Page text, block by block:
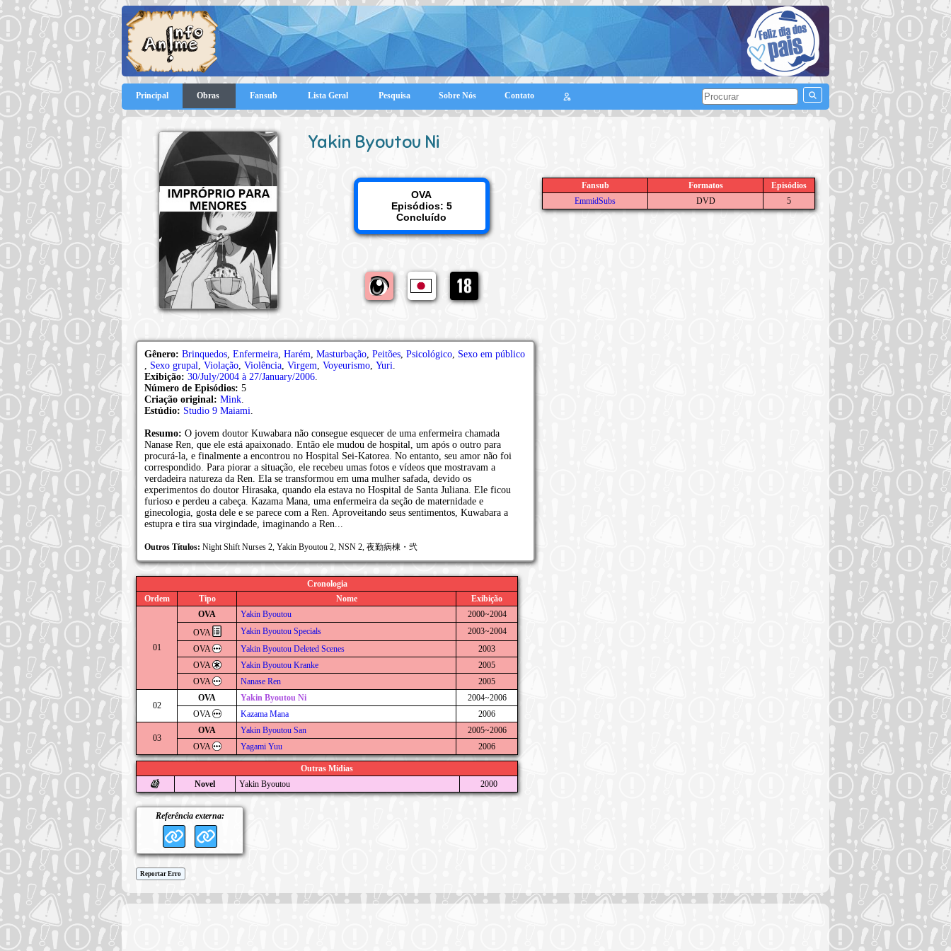
Principal Obras Fansub Lista Geral Pesquisa Sobre Nós Contato
Yakin Byoutou Ni
OVA
Episódios: 5
Concluído
Fansub Formatos
Episódios
EmmidSubs
DVD 5
Gênero: Brinquedos, Enfermeira, Harém, Masturbação, Peitões, Psicológico, Sexo em público
, Sexo grupal, Violação, Violência, Virgem, Voyeurismo, Yuri.
Exibição: 30/July/2004 à 27/January/2006.
Número de Episódios: 5
Criação original: Mink.
Estúdio: Studio 9 Maiami.
Resumo: O jovem doutor Kuwabara não consegue esquecer de uma enfermeira chamada
Nanase Ren, que ele está apaixonado. Então ele mudou de hospital, um após o outro para
procurá-la, e finalmente a encontrou no Hospital Sei-Katorea. No entanto, seu amor não foi
correspondido. Para piorar a situação, ele recebeu umas fotos e vídeos que mostravam a
verdadeira natureza da Ren. Ela se transformou em uma mulher safada, devido os
experimentos do doutor Hirasaka, quando ela estava no Hospital de Santa Juliana. Ele ficou
furioso e perdeu a cabeça. Kazama Mana, uma enfermeira da seção de maternidade e
ginecologia, gosta dele e se parece com a Ren. Aproveitando seus sentimentos, Kuwabara a
estupra e tira sua virgindade, imaginando a Ren...
Outros Títulos: Night Shift Nurses 2, Yakin Byoutou 2, NSN 2, 夜勤病棟・弐
Cronologia
Ordem
Tipo Nome Exibição
01
OVA Yakin Byoutou
2000~2004
OVA
Yakin Byoutou Specials
2003~2004
OVA
Yakin Byoutou Deleted Scenes
2003
OVA
Yakin Byoutou Kranke
2005
OVA
Nanase Ren 2005
02
OVA Yakin Byoutou Ni
2004~2006
OVA
Kazama Mana 2006
03
OVA Yakin Byoutou San
2005~2006
OVA
Yagami Yuu 2006
Outras Mídias
Novel
Yakin Byoutou 2000
Referência externa:
Reportar Erro